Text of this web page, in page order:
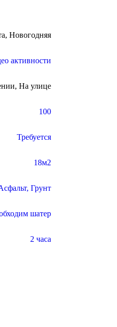
, Новогодняя
активности
, На улице
100
Требуется
18м2
, Грунт
шатер
2 часа